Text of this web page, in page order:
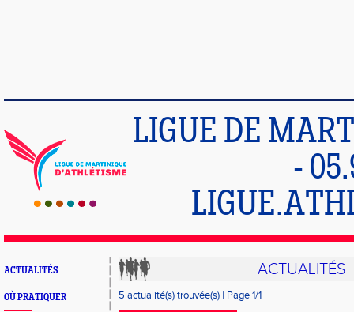
LIGUE DE
-
ACTUALITÉS
OÙ PRATIQUER
ACTUALITÉS
5 actualité(s) trouvée(s) | Page 1/1